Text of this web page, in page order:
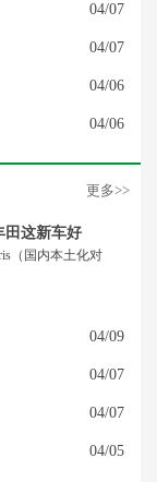
04/07
04/07
04/06
04/06
更多>>
田这新车好
（国内本土化对
04/09
04/07
04/07
04/05